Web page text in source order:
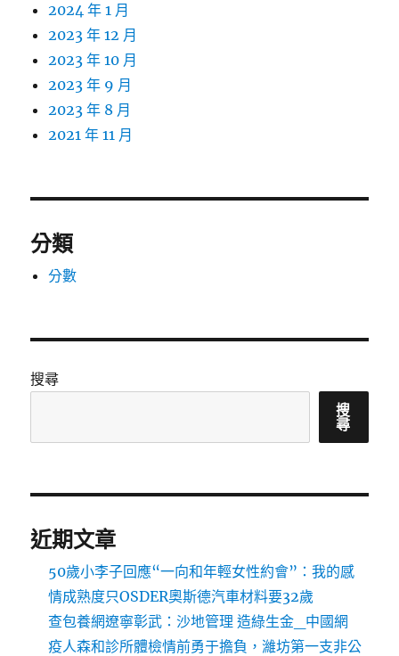
2024 年 1 月
2023 年 12 月
2023 年 10 月
2023 年 9 月
2023 年 8 月
2021 年 11 月
分類
分數
搜尋
搜
尋
近期文章
50歲小李子回應“一向和年輕女性約會”：我的感
情成熟度只OSDER奧斯德汽車材料要32歲
查包養網遼寧彰武：沙地管理 造綠生金_中國網
疫人森和診所體檢情前勇于擔負，濰坊第一支非公